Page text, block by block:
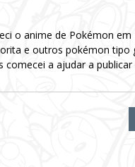
o anime de Pokémon
e outros pokémon tipo
a ajudar a